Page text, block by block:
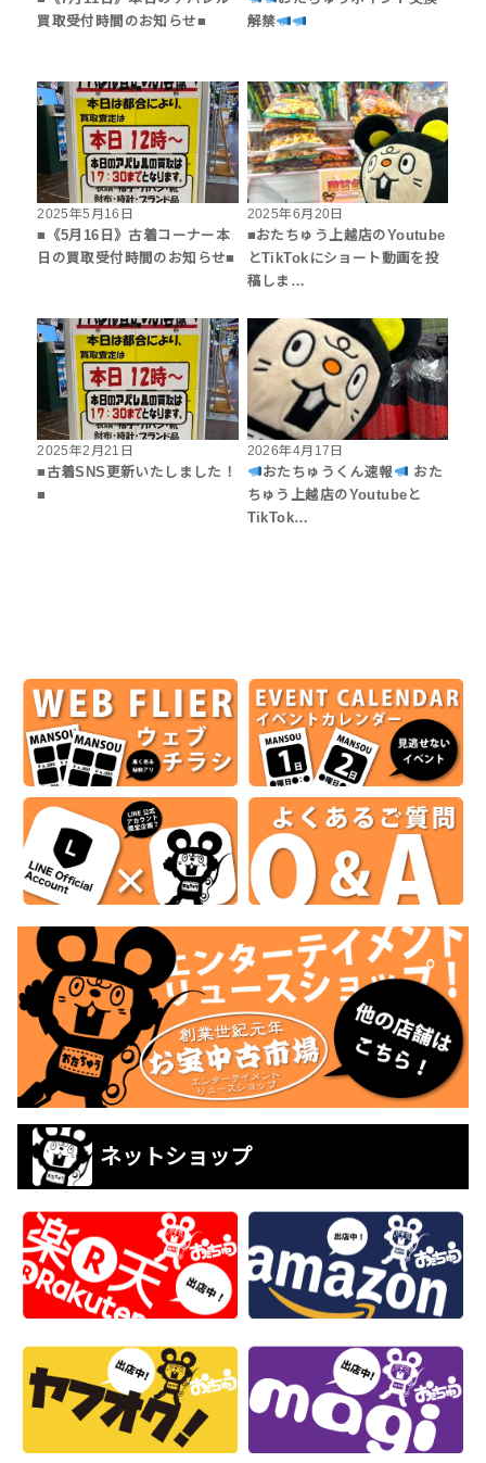
買取受付時間のお知らせ■
解禁
2025年5月16日
■《5月16日》古着コーナー本
日の買取受付時間のお知らせ■
2025年6月20日
■おたちゅう上越店のYoutube
とTikTokにショート動画を投
稿しま…
2025年2月21日
■古着SNS更新いたしました！
■
2026年4月17日
おたちゅうくん速報
おた
ちゅう上越店のYoutubeと
TikTok…
ネットショップ